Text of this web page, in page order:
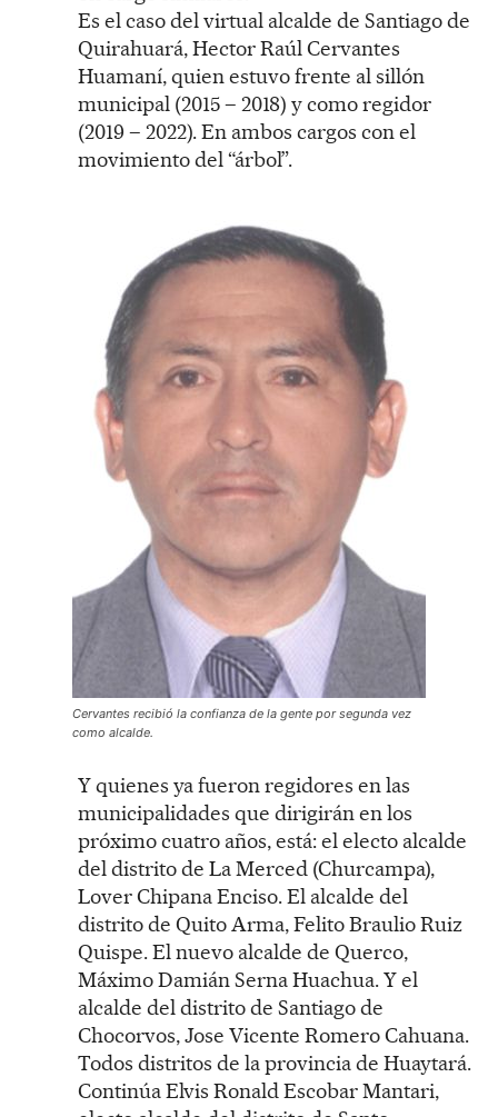
Es el caso del virtual alcalde de Santiago de
Quirahuará, Hector Raúl Cervantes
Huamaní, quien estuvo frente al sillón
municipal (2015 – 2018) y como regidor
(2019 – 2022). En ambos cargos con el
movimiento del “árbol”.
Cervantes recibió la confianza de la gente por segunda vez
como alcalde.
Y quienes ya fueron regidores en las
municipalidades que dirigirán en los
próximo cuatro años, está: el electo alcalde
del distrito de La Merced (Churcampa),
Lover Chipana Enciso. El alcalde del
distrito de Quito Arma, Felito Braulio Ruiz
Quispe. El nuevo alcalde de Querco,
Máximo Damián Serna Huachua. Y el
alcalde del distrito de Santiago de
Chocorvos, Jose Vicente Romero Cahuana.
Todos distritos de la provincia de Huaytará.
Continúa Elvis Ronald Escobar Mantari,